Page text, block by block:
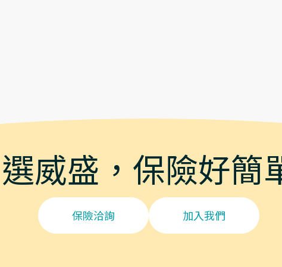
選威盛，保險好簡
保險洽詢 加入我們